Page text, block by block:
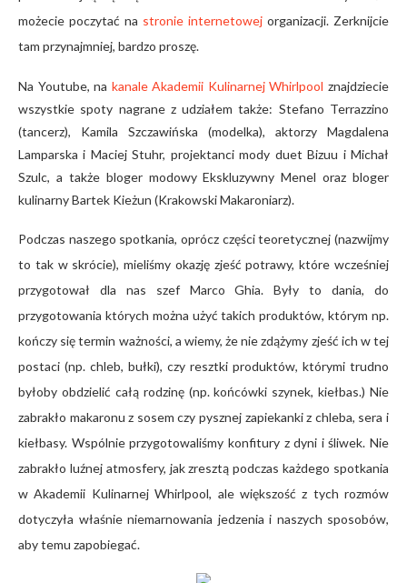
możecie poczytać na stronie internetowej organizacji. Zerknijcie
tam przynajmniej, bardzo proszę.
Na Youtube, na kanale Akademii Kulinarnej Whirlpool znajdziecie
wszystkie spoty nagrane z udziałem także: Stefano Terrazzino
(tancerz), Kamila Szczawińska (modelka), aktorzy Magdalena
Lamparska i Maciej Stuhr, projektanci mody duet Bizuu i Michał
Szulc, a także bloger modowy Ekskluzywny Menel oraz bloger
kulinarny Bartek Kieżun (Krakowski Makaroniarz).
Podczas naszego spotkania, oprócz części teoretycznej (nazwijmy
to tak w skrócie), mieliśmy okazję zjeść potrawy, które wcześniej
przygotował dla nas szef Marco Ghia. Były to dania, do
przygotowania których można użyć takich produktów, którym np.
kończy się termin ważności, a wiemy, że nie zdążymy zjeść ich w tej
postaci (np. chleb, bułki), czy resztki produktów, którymi trudno
byłoby obdzielić całą rodzinę (np. końcówki szynek, kiełbas.) Nie
zabrakło makaronu z sosem czy pysznej zapiekanki z chleba, sera i
kiełbasy. Wspólnie przygotowaliśmy konfitury z dyni i śliwek. Nie
zabrakło luźnej atmosfery, jak zresztą podczas każdego spotkania
w Akademii Kulinarnej Whirlpool, ale większość z tych rozmów
dotyczyła właśnie niemarnowania jedzenia i naszych sposobów,
aby temu zapobiegać.